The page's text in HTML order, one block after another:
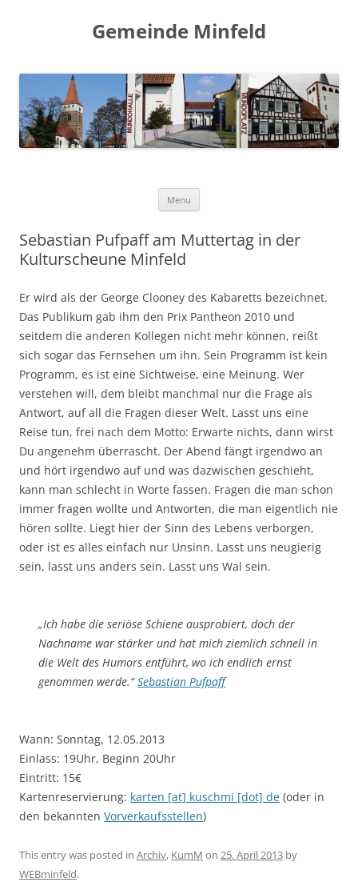
Gemeinde Minfeld
Menu
Sebastian Pufpaff am Muttertag in der
Kulturscheune Minfeld
Er wird als der George Clooney des Kabaretts bezeichnet.
Das Publikum gab ihm den Prix Pantheon 2010 und
seitdem die anderen Kollegen nicht mehr können, reißt
sich sogar das Fernsehen um ihn. Sein Programm ist kein
Programm, es ist eine Sichtweise, eine Meinung. Wer
verstehen will, dem bleibt manchmal nur die Frage als
Antwort, auf all die Fragen dieser Welt. Lasst uns eine
Reise tun, frei nach dem Motto: Erwarte nichts, dann wirst
Du angenehm überrascht. Der Abend fängt irgendwo an
und hört irgendwo auf und was dazwischen geschieht,
kann man schlecht in Worte fassen. Fragen die man schon
immer fragen wollte und Antworten, die man eigentlich nie
hören sollte. Liegt hier der Sinn des Lebens verborgen,
oder ist es alles einfach nur Unsinn. Lasst uns neugierig
sein, lasst uns anders sein. Lasst uns Wal sein.
„Ich habe die seriöse Schiene ausprobiert, doch der
Nachname war stärker und hat mich ziemlich schnell in
die Welt des Humors entführt, wo ich endlich ernst
genommen werde.“Sebastian Pufpaff
Wann: Sonntag, 12.05.2013
Einlass: 19Uhr, Beginn 20Uhr
Eintritt: 15€
Kartenreservierung: karten [at] kuschmi [dot] de (oder in
den bekannten Vorverkaufsstellen)
This entry was posted in Archiv, KumM on 25. April 2013 by
WEBminfeld.